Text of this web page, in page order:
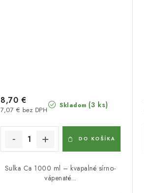
Skladom (3 ks)
7,07 € bez DPH
8,70 €
DO KOŠÍKA
Sulka Ca 1000 ml – kvapalné sírno-
vápenaté...